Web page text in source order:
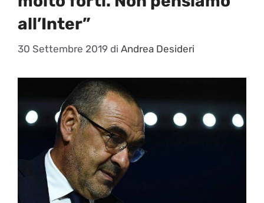
all’Inter”
30 Settembre 2019 di Andrea Desideri